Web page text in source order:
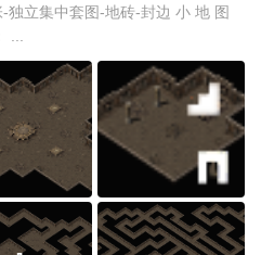
立集中套图-地砖-封边 小 地 图
...